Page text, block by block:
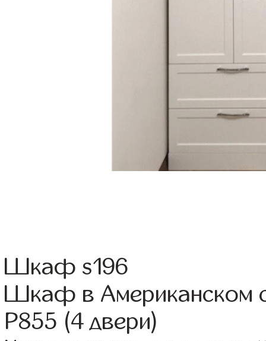
Шкаф s196
Шкаф в Американском
Р855 (4 двери)